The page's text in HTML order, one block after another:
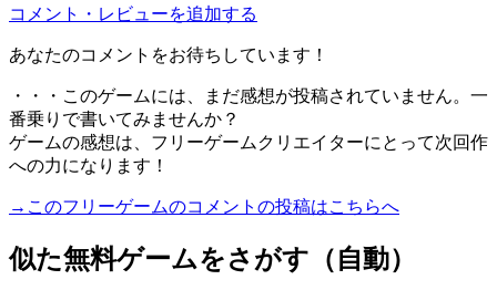
コメント・レビューを追加する
あなたのコメントをお待ちしています！
・・・このゲームには、まだ感想が投稿されていません。一
番乗りで書いてみませんか？
ゲームの感想は、フリーゲームクリエイターにとって次回作
への力になります！
→このフリーゲームのコメントの投稿はこちらへ
似た無料ゲームをさがす（自動）